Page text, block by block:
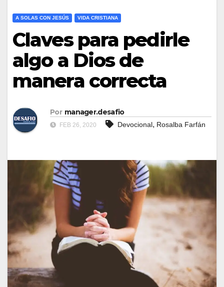
A SOLAS CON JESÚS VIDA CRISTIANA
Claves para pedirle
algo a Dios de
manera correcta
Por manager.desafio
FEB 26, 2020 Devocional, Rosalba Farfán